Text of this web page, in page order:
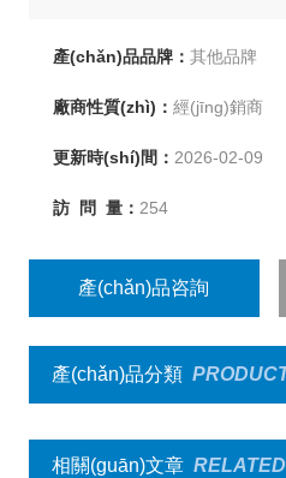
產(chǎn)品品牌： 其他品牌
廠商性質(zhì)： 經(jīng)銷商
更新時(shí)間： 2026-02-09
訪 問 量： 254
產(chǎn)品咨詢
產(chǎn)品分類
相關(guān)文章